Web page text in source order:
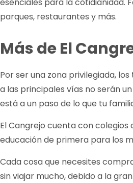
esenciales para la cotidianidad.
parques, restaurantes y más.
Más de El
Por ser una zona privilegiada,
a las principales vías no serán
está a un paso de lo que tu
El Cangrejo cuenta con colegios
educación de primera para los
Cada cosa que necesites
sin viajar mucho, debido a la